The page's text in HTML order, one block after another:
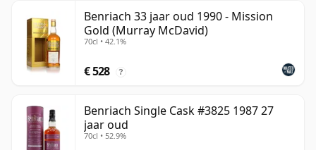
Benriach 33 jaar oud 1990 - Mission
Gold (Murray McDavid)
70cl • 42.1%
€ 528 ?
Benriach Single Cask #3825 1987 27
jaar oud
70cl • 52.9%